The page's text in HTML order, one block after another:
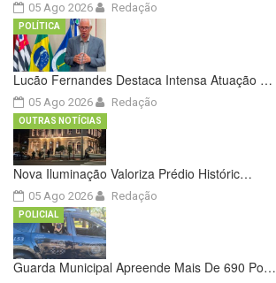
05 Ago 2026 Redação
Lucão Fernandes Destaca Intensa Atuação …
05 Ago 2026
POLÍTICA
Redação
Nova Iluminação Valoriza Prédio Históric…
05 Ago 2026
OUTRAS NOTÍCIAS
Redação
Guarda Municipal Apreende Mais De 690 Po…
POLICIAL